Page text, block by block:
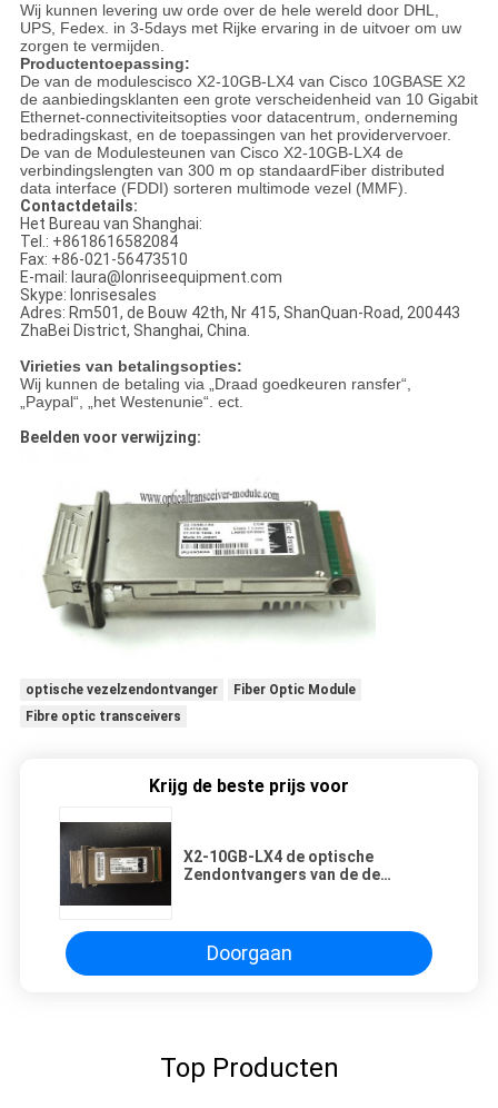
Wij kunnen levering uw orde over de hele wereld door DHL,
UPS, Fedex. in 3-5days met Rijke ervaring in de uitvoer om uw
zorgen te vermijden.
Productentoepassing:
De van de modulescisco X2-10GB-LX4 van Cisco 10GBASE X2
de aanbiedingsklanten een grote verscheidenheid van 10 Gigabit
Ethernet-connectiviteitsopties voor datacentrum, onderneming
bedradingskast, en de toepassingen van het providervervoer.
De van de Modulesteunen van Cisco X2-10GB-LX4 de
verbindingslengten van 300 m op standaardFiber distributed
data interface (FDDI) sorteren multimode vezel (MMF).
Contactdetails:
Het Bureau van Shanghai:
Tel.: +8618616582084
Fax: +86-021-56473510
E-mail: laura@lonriseequipment.com
Skype: lonrisesales
Adres: Rm501, de Bouw 42th, Nr 415, ShanQuan-Road, 200443
ZhaBei District, Shanghai, China.
Virieties van betalingsopties:
Wij kunnen de betaling via „Draad goedkeuren ransfer“,
„Paypal“, „het Westenunie“. ect.
Beelden voor verwijzing:
optische vezelzendontvanger
Fiber Optic Module
Fibre optic transceivers
Krijg de beste prijs voor
X2-10GB-LX4 de optische
Zendontvangers van de de
SFP+
Doorgaan
Top Producten